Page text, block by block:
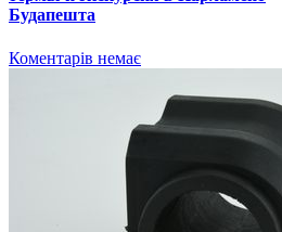
Будапешта
Коментарів немає